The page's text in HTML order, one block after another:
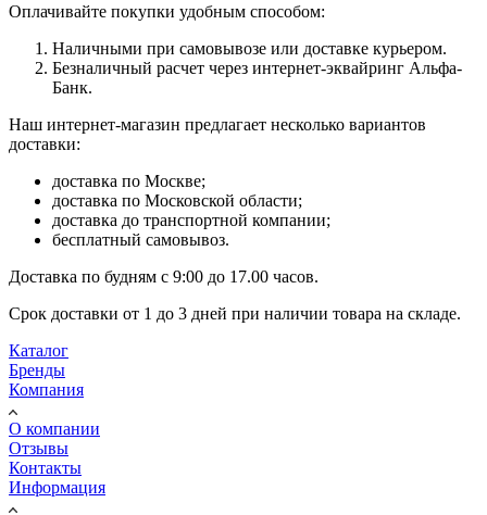
Оплачивайте покупки удобным способом:
Наличными при самовывозе или доставке курьером.
Безналичный расчет через интернет-эквайринг Альфа-
Банк.
Наш интернет-магазин предлагает несколько вариантов
доставки:
доставка по Москве;
доставка по Московской области;
доставка до транспортной компании;
бесплатный самовывоз.
Доставка по будням с 9:00 до 17.00 часов.
Срок доставки от 1 до 3 дней при наличии товара на складе.
Каталог
Бренды
Компания
О компании
Отзывы
Контакты
Информация